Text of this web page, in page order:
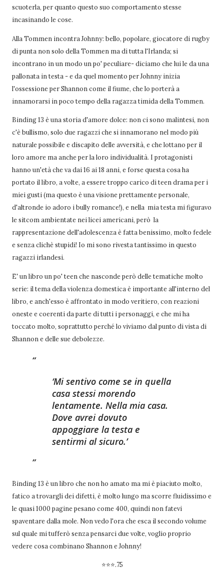
scuoterla, per quanto questo suo comportamento stesse
incasinando le cose.
Alla Tommen incontra Johnny: bello, popolare, giocatore di rugby
di punta non solo della Tommen ma di tutta l'Irlanda; si
incontrano in un modo un po' peculiare- diciamo che lui le da una
pallonata in testa - e da quel momento per Johnny inizia
l'ossessione per Shannon come il fiume, che lo porterà a
innamorarsi in poco tempo della ragazza timida della Tommen.
Binding 13 è una storia d'amore dolce: non ci sono malintesi, non
c'è bullismo, solo due ragazzi che si innamorano nel modo più
naturale possibile e discapito delle avversità, e che lottano per il
loro amore ma anche per la loro individualità. I protagonisti
hanno un'età che va dai 16 ai 18 anni, e forse questa cosa ha
portato il libro, a volte, a essere troppo carico di teen drama per i
miei gusti (ma questo è una visione prettamente personale,
d'altronde io adoro i bully romance!), e nella mia testa mi figuravo
le sitcom ambientate nei licei americani, però la
rappresentazione dell'adolescenza è fatta benissimo, molto fedele
e senza clichè stupidi! Io mi sono rivesta tantissimo in questo
ragazzi irlandesi.
E' un libro un po' teen che nasconde però delle tematiche molto
serie: il tema della violenza domestica è importante all'interno del
libro, e anch'esso è affrontato in modo veritiero, con reazioni
oneste e coerenti da parte di tutti i personaggi, e che mi ha
toccato molto, soprattutto perché lo viviamo dal punto di vista di
Shannon e delle sue debolezze.
Mi sentivo come se in quella
casa stessi morendo
lentamente. Nella mia casa.
Dove avrei dovuto
appoggiare la testa e
sentirmi al sicuro.
Binding 13 è un libro che non ho amato ma mi è piaciuto molto,
fatico a trovargli dei difetti, è molto lungo ma scorre fluidissimo e
le quasi 1000 pagine pesano come 400, quindi non fatevi
spaventare dalla mole. Non vedo l'ora che esca il secondo volume
sul quale mi tufferò senza pensarci due volte, voglio proprio
vedere cosa combinano Shannon e Johnny!
⭐⭐⭐.75